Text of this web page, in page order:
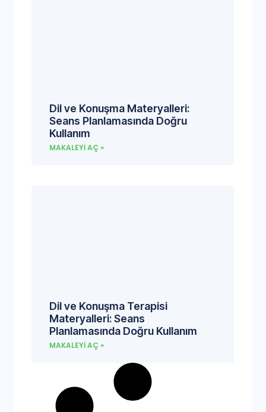
Dil ve Konuşma Materyalleri:
Seans Planlamasında Doğru
Kullanım
MAKALEYI AÇ »
Dil ve Konuşma Terapisi
Materyalleri: Seans
Planlamasında Doğru Kullanım
MAKALEYI AÇ »